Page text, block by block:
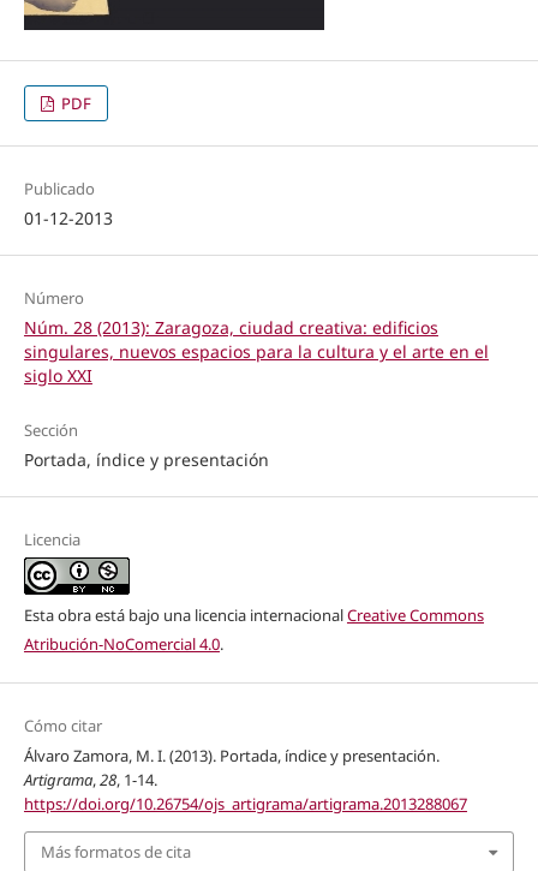
PDF
Publicado
01-12-2013
Número
Núm. 28 (2013): Zaragoza, ciudad creativa: edificios
singulares, nuevos espacios para la cultura y el arte en el
siglo XXI
Sección
Portada, índice y presentación
Licencia
Esta obra está bajo una licencia internacionalCreative Commons
Atribución-NoComercial 4.0.
Cómo citar
Álvaro Zamora, M. I. (2013). Portada, índice y presentación.
Artigrama,28, 1-14.
https://doi.org/10.26754/ojs_artigrama/artigrama.2013288067
Más formatos de cita